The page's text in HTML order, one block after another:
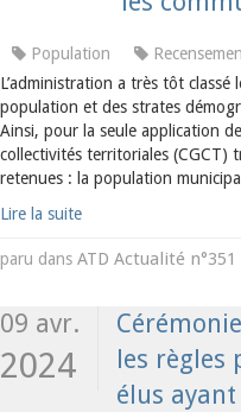
Population
L’administration a très tôt
population et des strates
Ainsi, pour la seule application
collectivités territoriales
retenues : la population
Lire la suite
paru dans ATD Actualité n°351
09 avr.
2024
les règles
élus